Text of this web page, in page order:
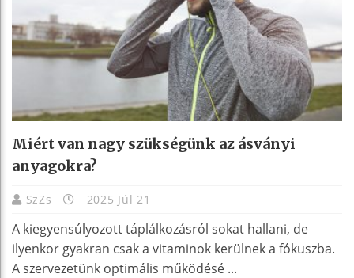
Miért van nagy szükségünk az ásványi
anyagokra?
SzZs 2025 Júl 21
A kiegyensúlyozott táplálkozásról sokat hallani, de
ilyenkor gyakran csak a vitaminok kerülnek a fókuszba.
A szervezetünk optimális működésé ...